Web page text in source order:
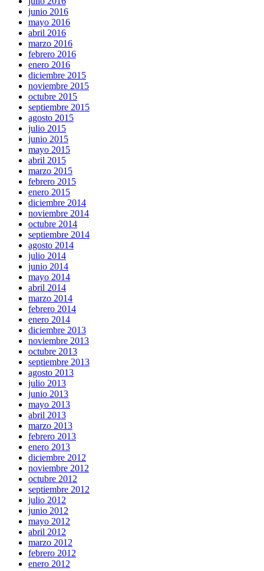
junio 2016
mayo 2016
abril 2016
marzo 2016
febrero 2016
enero 2016
diciembre 2015
noviembre 2015
octubre 2015
septiembre 2015
agosto 2015
julio 2015
junio 2015
mayo 2015
abril 2015
marzo 2015
febrero 2015
enero 2015
diciembre 2014
noviembre 2014
octubre 2014
septiembre 2014
agosto 2014
julio 2014
junio 2014
mayo 2014
abril 2014
marzo 2014
febrero 2014
enero 2014
diciembre 2013
noviembre 2013
octubre 2013
septiembre 2013
agosto 2013
julio 2013
junio 2013
mayo 2013
abril 2013
marzo 2013
febrero 2013
enero 2013
diciembre 2012
noviembre 2012
octubre 2012
septiembre 2012
julio 2012
junio 2012
mayo 2012
abril 2012
marzo 2012
febrero 2012
enero 2012